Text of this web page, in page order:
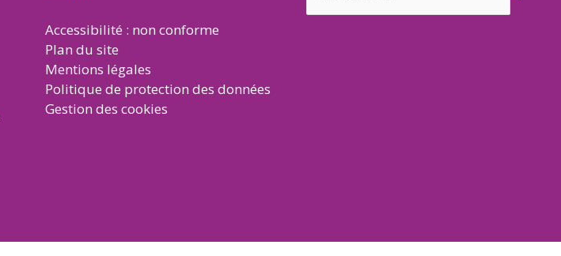
Accessibilité : non conforme
Plan du site
Mentions légales
Politique de protection des données
Gestion des cookies